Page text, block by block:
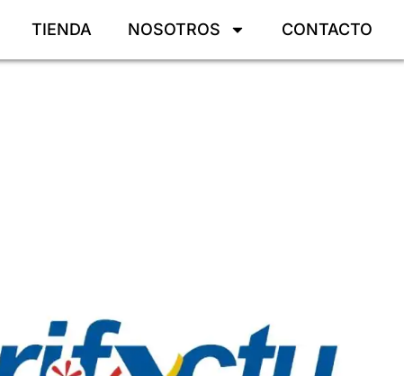
TIENDA NOSOTROS CONTACTO